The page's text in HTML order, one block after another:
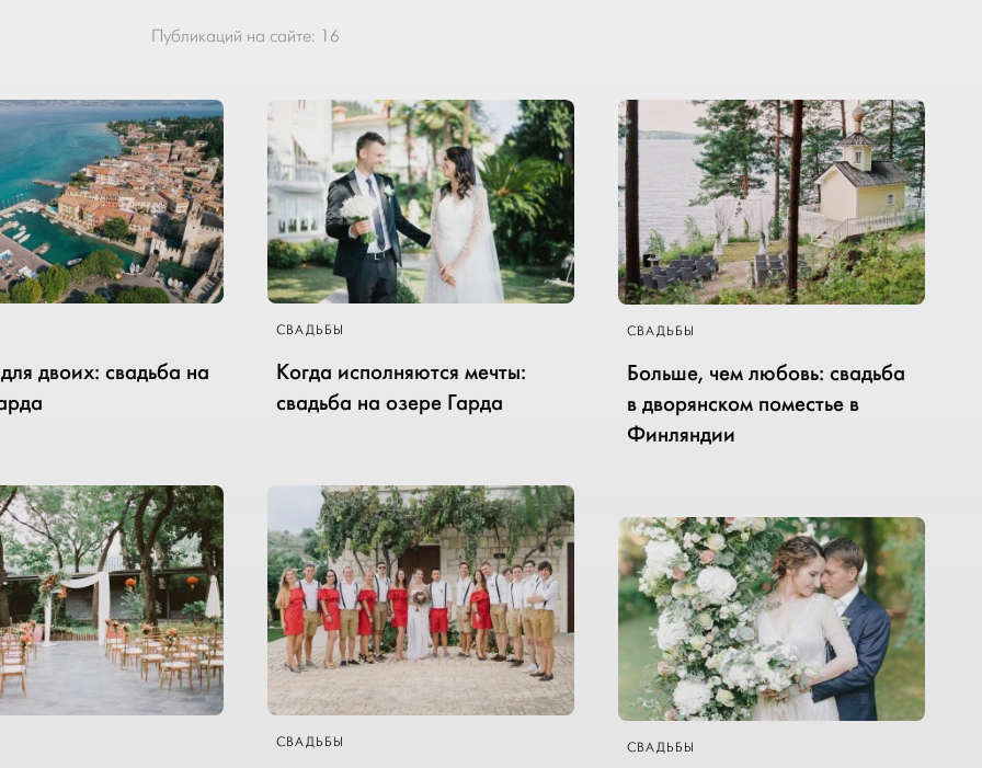
Публикаций на сайте: 16
двоих: свадьба на
СВАДЬБЫ
Когда исполняются мечты:
свадьба на озере Гарда
СВАДЬБЫ
Больше, чем любовь: свадьба
в дворянском поместье в
Финляндии
СВАДЬБЫ СВАДЬБЫ